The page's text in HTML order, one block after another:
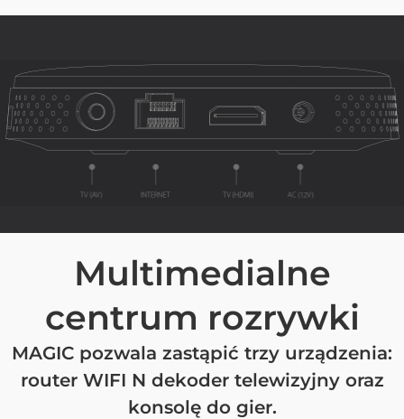
Multimedialne
centrum rozrywki
MAGIC pozwala zastąpić trzy urządzenia:
router WIFI N dekoder telewizyjny oraz
konsolę do gier.